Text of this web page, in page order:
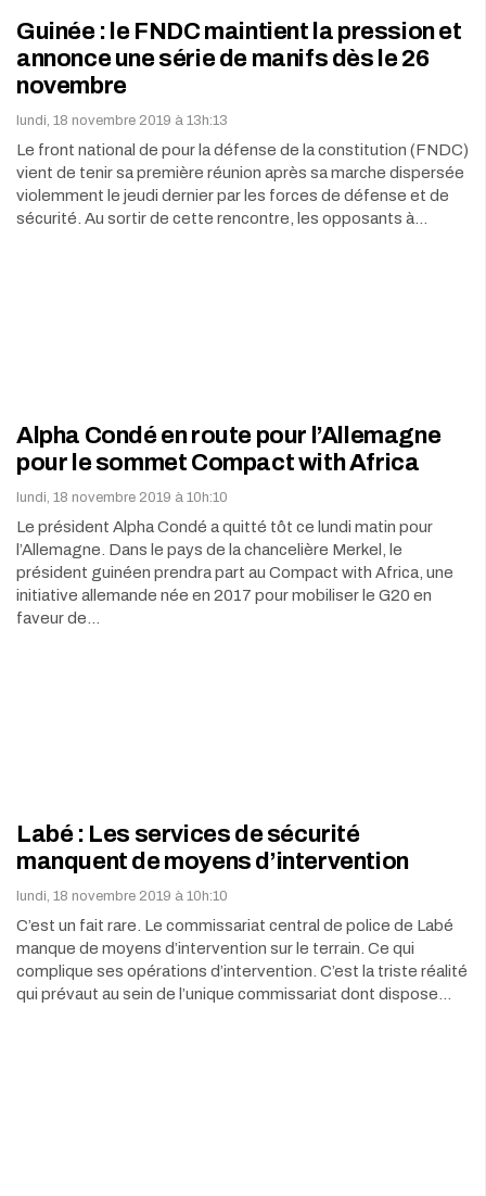
Guinée : le FNDC maintient la pression et
annonce une série de manifs dès le 26
novembre
lundi, 18 novembre 2019 à 13h:13
Le front national de pour la défense de la constitution (FNDC)
vient de tenir sa première réunion après sa marche dispersée
violemment le jeudi dernier par les forces de défense et de
sécurité. Au sortir de cette rencontre, les opposants à…
Alpha Condé en route pour l’Allemagne
pour le sommet Compact with Africa
lundi, 18 novembre 2019 à 10h:10
Le président Alpha Condé a quitté tôt ce lundi matin pour
l’Allemagne. Dans le pays de la chancelière Merkel, le
président guinéen prendra part au Compact with Africa, une
initiative allemande née en 2017 pour mobiliser le G20 en
faveur de…
Labé : Les services de sécurité
manquent de moyens d’intervention
lundi, 18 novembre 2019 à 10h:10
C’est un fait rare. Le commissariat central de police de Labé
manque de moyens d’intervention sur le terrain. Ce qui
complique ses opérations d’intervention. C’est la triste réalité
qui prévaut au sein de l’unique commissariat dont dispose…